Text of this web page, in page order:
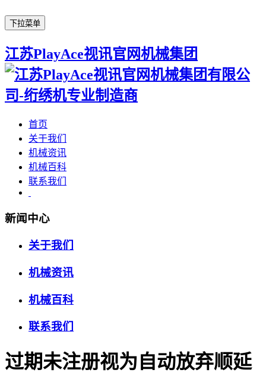
下拉菜单
江苏PlayAce视讯官网机械集团
首页
关于我们
机械资讯
机械百科
联系我们
新闻中心
关于我们
机械资讯
机械百科
联系我们
过期未注册视为自动放弃顺延